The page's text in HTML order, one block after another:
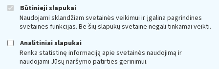
Būtinieji slapukai
Naudojami sklandžiam svetainės veikimui ir įgalina pagrindines
svetainės funkcijas. Be šių slapukų svetainė negali tinkamai veikti.
Analitiniai slapukai
Renka statistinę informaciją apie svetainės naudojimą ir
naudojami Jūsų naršymo patirties gerinimui.